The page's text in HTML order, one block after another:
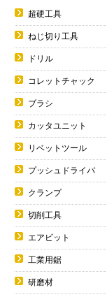
超硬工具
ねじ切り工具
ドリル
コレットチャック
ブラシ
カッタユニット
リベットツール
プッシュドライバ
クランプ
切削工具
エアビット
工業用鋸
研磨材